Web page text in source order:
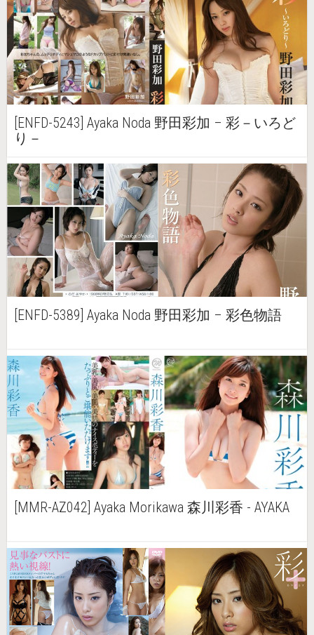
[ENFD-5243] Ayaka Noda 野田彩加 – 彩－いろど
り－
[ENFD-5389] Ayaka Noda 野田彩加 – 彩色物語
[MMR-AZ042] Ayaka Morikawa 森川彩香 - AYAKA